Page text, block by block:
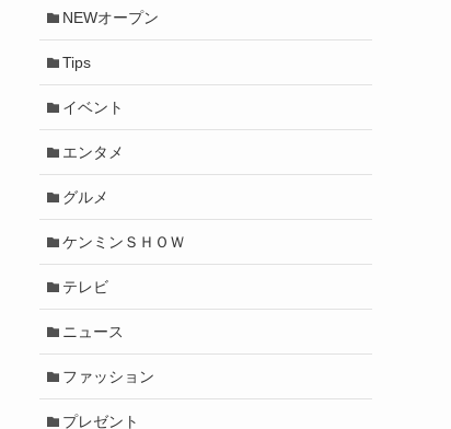
NEWオープン
Tips
イベント
エンタメ
グルメ
ケンミンＳＨＯＷ
テレビ
ニュース
ファッション
プレゼント